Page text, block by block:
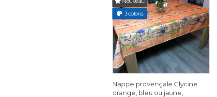
3 coloris
Nappe provençale Glycine
orange, bleu ou jaune,